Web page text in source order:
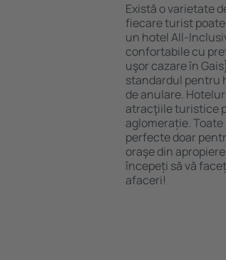
Există o varietate
fiecare turist
un hotel All-
confortabile cu
uşor cazare în
standardul pentru
de anulare.
atracţiile turistice
aglomerație.
perfecte doar
oraşe din
începeți să vă
afaceri!